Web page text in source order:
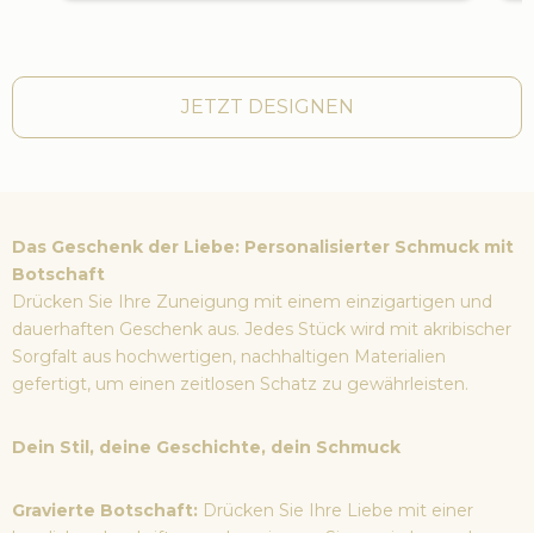
JETZT DESIGNEN
Das Geschenk der Liebe: Personalisierter Schmuck mit
Botschaft
Drücken Sie Ihre Zuneigung mit einem einzigartigen und
dauerhaften Geschenk aus. Jedes Stück wird mit akribischer
Sorgfalt aus hochwertigen, nachhaltigen Materialien
gefertigt, um einen zeitlosen Schatz zu gewährleisten.
Dein Stil, deine Geschichte, dein Schmuck
Gravierte Botschaft: Drücken Sie Ihre Liebe mit einer